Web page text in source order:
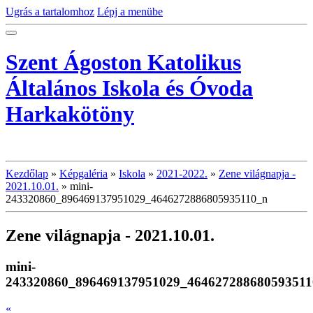
Ugrás a tartalomhoz Lépj a menübe
Szent Ágoston Katolikus
Általános Iskola és Óvoda
Harkakötöny
Kezdőlap » Képgaléria » Iskola » 2021-2022. » Zene világnapja -
2021.10.01. » mini-
243320860_896469137951029_4646272886805935110_n
Zene világnapja - 2021.10.01.
mini-
«